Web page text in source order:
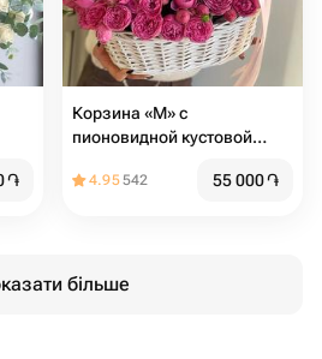
֏
Корзина «M» с
пионовидной кустовой
4.95542 55 000֏
більше